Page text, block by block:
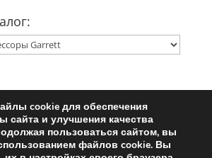
Ремкомплект турбины
для турбин
соглашение
cookie для обеспечения
сайта и улучшения качества
пользоваться сайтом, вы
файлов cookie. Вы